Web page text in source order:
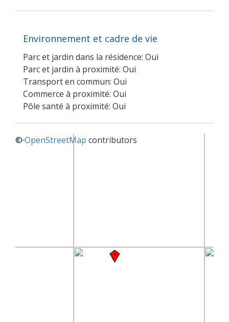
Environnement et cadre de vie
Parc et jardin dans la résidence: Oui
Parc et jardin à proximité: Oui
Transport en commun: Oui
Commerce à proximité: Oui
Pôle santé à proximité: Oui
+−
©OpenStreetMap contributors